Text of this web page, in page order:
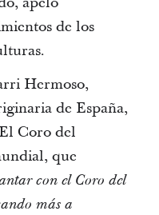
de los
Hermoso,
de España,
Coro del
que
con el Coro del
más a